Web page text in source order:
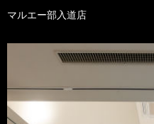
マルエー部入道店